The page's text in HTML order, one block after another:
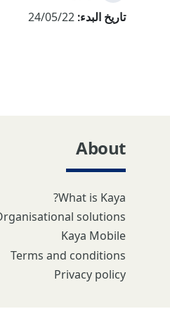
تاريخ البدء:
About
What is Kaya?
solutions
Kaya Mobile
Terms and conditions
Privacy policy